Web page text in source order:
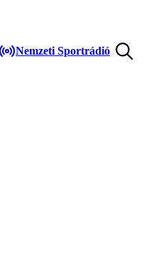
Nemzeti Sportrádió